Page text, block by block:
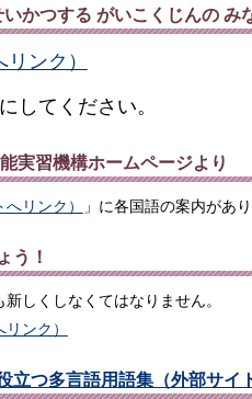
かつする がいこくじんの み
ンク）
してください。
実習機構ホームページより
リンク） 」に各国語の案内があり
う！
しくしなくてはなりません。
ンク）
立つ多言語用語集（外部サイ